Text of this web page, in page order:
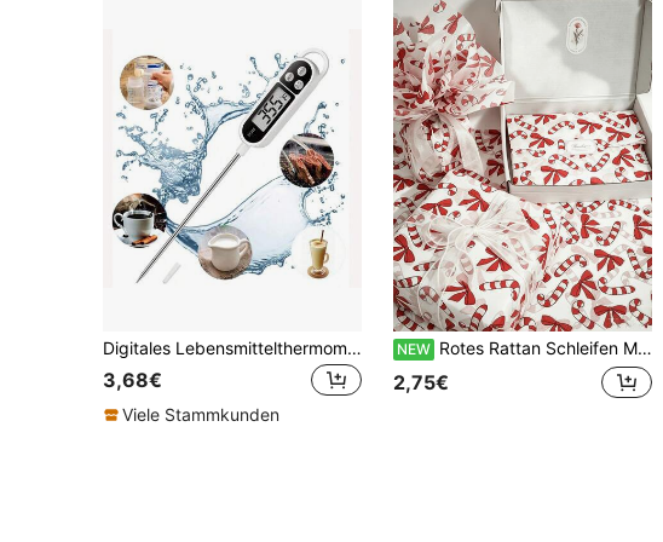
Digitales Lebensmittelthermometer, Instant-Read Fleischthermometer, geeignet zum Grillen und Kochen, mit Hintergrundbeleuchtung, universelle digitale Lebensmittelsonde für Küche und Outdoor, geeignet für BBQ, Pute, Süßigkeiten, Flüssigkeiten, Rindfleisch
3,68€
Viele Stammkunden
NEW Rotes Rattan Schleifen Muster Seidenpapier - 50*35cm Geschenkpapier, geeignet für Blumenstrauß Verpackung, Kunst und Handwerk, Geschenkfüllung, Hochzeit, Thanksgiving, Geburtstagsverpackung, Valentinstag ideale Wahl
2,75€